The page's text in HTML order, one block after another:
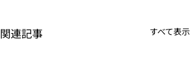
関連記事 すべて表示